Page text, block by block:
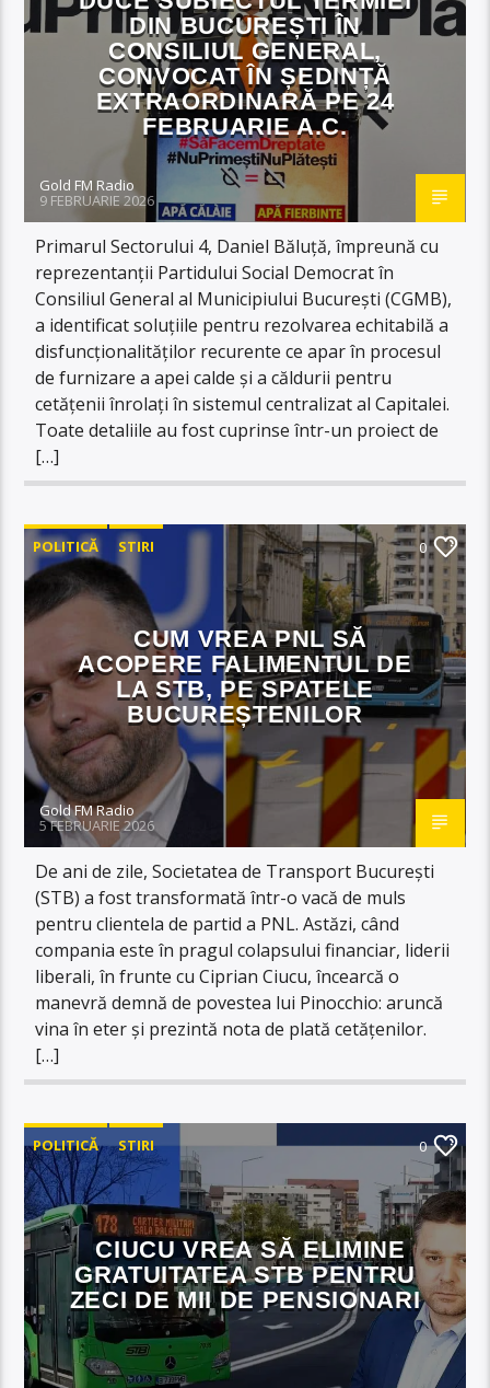
DIN BUCUREȘTI ÎN
CONSILIUL GENERAL,
CONVOCAT ÎN ȘEDINȚĂ
EXTRAORDINARĂ PE 24
FEBRUARIE A.C.
Gold FM Radio
9 FEBRUARIE 2026
Primarul Sectorului 4, Daniel Băluță, împreună cu
reprezentanții Partidului Social Democrat în
Consiliul General al Municipiului București (CGMB),
a identificat soluțiile pentru rezolvarea echitabilă a
disfuncționalităților recurente ce apar în procesul
de furnizare a apei calde și a căldurii pentru
cetățenii înrolați în sistemul centralizat al Capitalei.
Toate detaliile au fost cuprinse într-un proiect de
[…]
POLITICĂ STIRI 0
CUM VREA PNL SĂ
ACOPERE FALIMENTUL DE
LA STB, PE SPATELE
BUCUREȘTENILOR
Gold FM Radio
5 FEBRUARIE 2026
De ani de zile, Societatea de Transport București
(STB) a fost transformată într-o vacă de muls
pentru clientela de partid a PNL. Astăzi, când
compania este în pragul colapsului financiar, liderii
liberali, în frunte cu Ciprian Ciucu, încearcă o
manevră demnă de povestea lui Pinocchio: aruncă
vina în eter și prezintă nota de plată cetățenilor.
[…]
POLITICĂ STIRI 0
CIUCU VREA SĂ ELIMINE
GRATUITATEA STB PENTRU
ZECI DE MII DE PENSIONARI